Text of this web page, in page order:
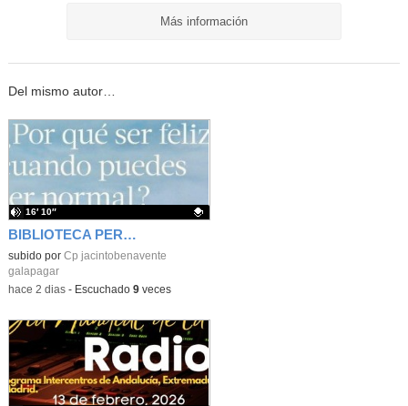
Más información
Del mismo autor…
BIBLIOTECA PERSONAL 9: ¿Por qué ser feliz cuando puedes ser normal?
Contenido educativo.
subido por Cp jacintobenavente
galapagar
16′ 10″
-hace 2 dias- Escuchado 9veces